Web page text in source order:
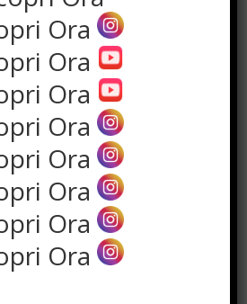
trucchi per avere un blog di
Ora
Ora
Ora
Ora
Ora
Ora
Ora
Ora